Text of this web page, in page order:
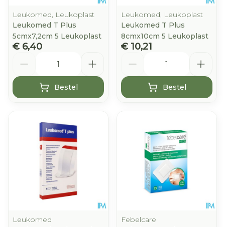
Leukomed, Leukoplast
Leukomed T Plus
5cmx7,2cm 5 Leukoplast
€ 6,40
Bestel
Leukomed, Leukoplast
Leukomed T Plus
8cmx10cm 5 Leukoplast
€ 10,21
Bestel
Leukomed
Febelcare